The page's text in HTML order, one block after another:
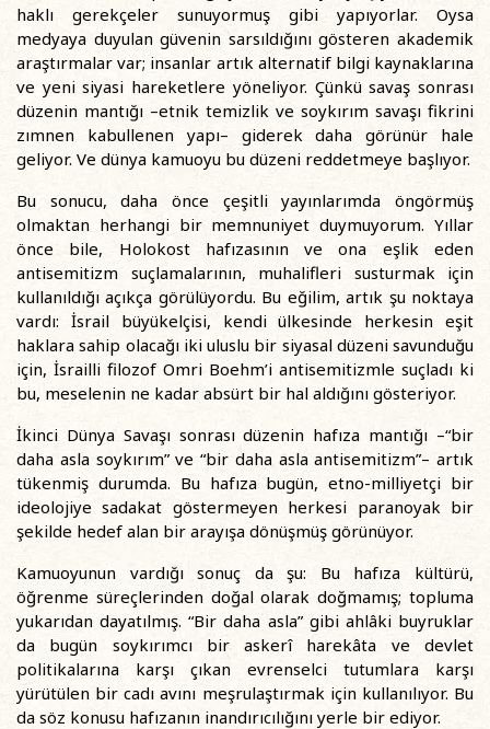
haklı gerekçeler sunuyormuş gibi yapıyorlar. Oysa
medyaya duyulan güvenin sarsıldığını gösteren akademik
araştırmalar var; insanlar artık alternatif bilgi kaynaklarına
ve yeni siyasi hareketlere yöneliyor. Çünkü savaş sonrası
düzenin mantığı –etnik temizlik ve soykırım savaşı fikrini
zımnen kabullenen yapı– giderek daha görünür hale
geliyor. Ve dünya kamuoyu bu düzeni reddetmeye başlıyor.
Bu sonucu, daha önce çeşitli yayınlarımda öngörmüş
olmaktan herhangi bir memnuniyet duymuyorum. Yıllar
önce bile, Holokost hafızasının ve ona eşlik eden
antisemitizm suçlamalarının, muhalifleri susturmak için
kullanıldığı açıkça görülüyordu. Bu eğilim, artık şu noktaya
vardı: İsrail büyükelçisi, kendi ülkesinde herkesin eşit
haklara sahip olacağı iki uluslu bir siyasal düzeni savunduğu
için, İsrailli filozof Omri Boehm’i antisemitizmle suçladı ki
bu, meselenin ne kadar absürt bir hal aldığını gösteriyor.
İkinci Dünya Savaşı sonrası düzenin hafıza mantığı –“bir
daha asla soykırım” ve “bir daha asla antisemitizm”– artık
tükenmiş durumda. Bu hafıza bugün, etno-milliyetçi bir
ideolojiye sadakat göstermeyen herkesi paranoyak bir
şekilde hedef alan bir arayışa dönüşmüş görünüyor.
Kamuoyunun vardığı sonuç da şu: Bu hafıza kültürü,
öğrenme süreçlerinden doğal olarak doğmamış; topluma
yukarıdan dayatılmış. “Bir daha asla” gibi ahlâki buyruklar
da bugün soykırımcı bir askerî harekâta ve devlet
politikalarına karşı çıkan evrenselci tutumlara karşı
yürütülen bir cadı avını meşrulaştırmak için kullanılıyor. Bu
da söz konusu hafızanın inandırıcılığını yerle bir ediyor.